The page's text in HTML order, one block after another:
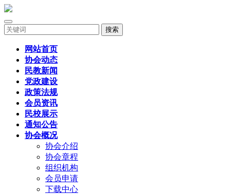
搜索
网站首页
协会动态
民教新闻
党政建设
政策法规
会员资讯
民校展示
通知公告
协会概况
协会介绍
协会章程
组织机构
会员申请
下载中心